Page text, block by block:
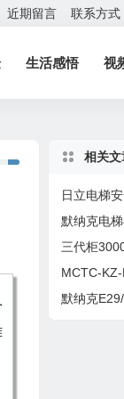
近期留言 联系方式
生活感悟 视
相关文
默纳克电
三代柜
MCTC-